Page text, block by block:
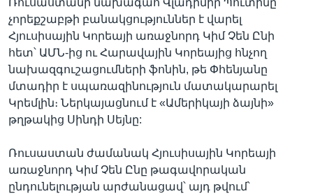
չորեքշաբթի բանակցություններ է վարել
Հյուսիսային Կորեայի առաջնորդ Կիմ Չեն Ընի
հետ՝ ԱՄՆ-ից ու Հարավային Կորեայից հնչող
նախազգուշացումների ֆոնին, թե Փհենյանը
մտադիր է սպառազինություն մատակարարել
Կրեմլին։ Ներկայացնում է «Ամերիկայի ձայնի»
թղթակից Սինդի Սեյնը:
Ռուսաստան ժամանակ Հյուսիսային Կորեայի
առաջնորդ Կիմ Չեն Ընը թագավորական
ընդունելության արժանացավ՝ այդ թվում՝